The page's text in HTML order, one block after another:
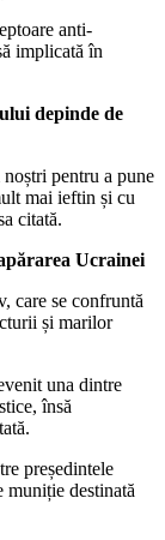
anti-
implicată în
depinde de
pentru a pune
mai ieftin și cu
citată.
Ucrainei
care se confruntă
și marilor
una dintre
însă
președintele
destinată